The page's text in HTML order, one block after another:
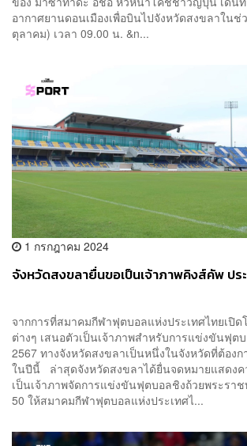
อากาศยานดอนเมืองเพื่อบินไปจังหวัดสงขลาในช่
ตุลาคม) เวลา 09.00 น. &n...
1 กรกฎาคม 2024
จังหวัดสงขลายื่นขอเป็นเจ้าภาพคิงส์คัพ ปร
จากการที่สมาคมกีฬาฟุตบอลแห่งประเทศไทยเปิด
ต่างๆ เสนอตัวเป็นเจ้าภาพสำหรับการแข่งขันฟุต
2567 ทางจังหวัดสงขลาเป็นหนึ่งในจังหวัดที่ต้อง
ในปีนี้ ล่าสุดจังหวัดสงขลาได้ยื่นจดหมายแสดงค
เป็นเจ้าภาพจัดการแข่งขันฟุตบอลชิงถ้วยพระรา
50 ให้สมาคมกีฬาฟุตบอลแห่งประเทศไ...